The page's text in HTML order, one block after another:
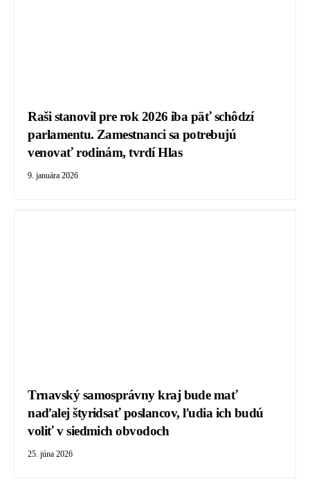
Raši stanovil pre rok 2026 iba päť schôdzí
parlamentu. Zamestnanci sa potrebujú
venovať rodinám, tvrdí Hlas
9. januára 2026
Trnavský samosprávny kraj bude mať
naďalej štyridsať poslancov, ľudia ich budú
voliť v siedmich obvodoch
25. júna 2026